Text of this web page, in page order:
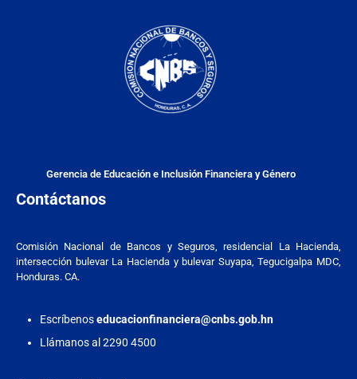
Gerencia de Educación e Inclusión Financiera y Género
Contáctanos
Comisión Nacional de Bancos y Seguros, residencial La Hacienda,
intersección bulevar La Hacienda y bulevar Suyapa, Tegucigalpa MDC,
Honduras. CA.
Escríbenoseducacionfinanciera@cnbs.gob.hn
Llámanos al 2290 4500